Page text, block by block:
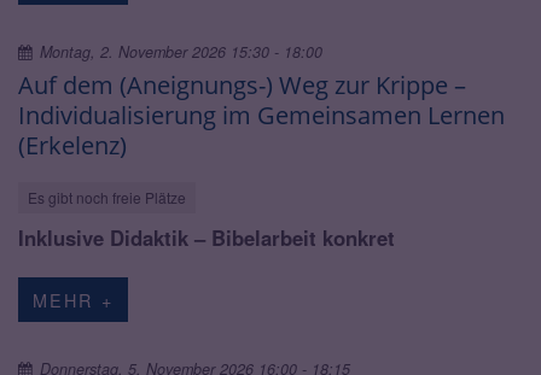
Auf dem (Aneignungs-) Weg zur Krippe –
Individualisierung im Gemeinsamen Lernen
(Erkelenz)
Es gibt noch freie Plätze
Montag, 2. November 2026 15:30 - 18:00
Inklusive Didaktik – Bibelarbeit konkret
MEHR +
Donnerstag, 5. November 2026 16:00 - 18:15